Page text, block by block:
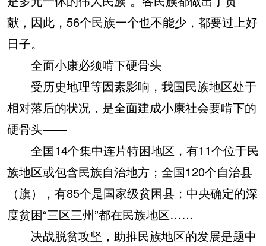
献，因此，56个民族一个也不能少，都要过上好
日子。
全面小康必须啃下硬骨头
受历史地理等因素影响，我国民族地区处于
相对落后的状况，是全面建成小康社会要啃下的
硬骨头——
全国14个集中连片特困地区，有11个位于民
族地区或包含民族自治地方；全国120个自治县
（旗），有85个是国家级贫困县；中央确定的深
度贫困“三区三州”都在民族地区……
决战脱贫攻坚，助推民族地区的发展是题中